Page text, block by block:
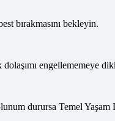
bırakmasını bekleyin.
engellememeye
durursa Temel